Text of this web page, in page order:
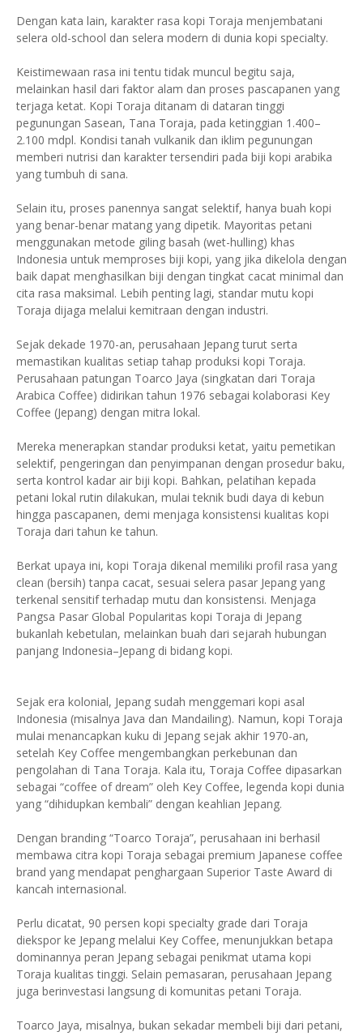
Dengan kata lain, karakter rasa kopi Toraja menjembatani
selera old-school dan selera modern di dunia kopi specialty.
Keistimewaan rasa ini tentu tidak muncul begitu saja,
melainkan hasil dari faktor alam dan proses pascapanen yang
terjaga ketat. Kopi Toraja ditanam di dataran tinggi
pegunungan Sasean, Tana Toraja, pada ketinggian 1.400–
2.100 mdpl. Kondisi tanah vulkanik dan iklim pegunungan
memberi nutrisi dan karakter tersendiri pada biji kopi arabika
yang tumbuh di sana.
Selain itu, proses panennya sangat selektif, hanya buah kopi
yang benar-benar matang yang dipetik. Mayoritas petani
menggunakan metode giling basah (wet-hulling) khas
Indonesia untuk memproses biji kopi, yang jika dikelola dengan
baik dapat menghasilkan biji dengan tingkat cacat minimal dan
cita rasa maksimal. Lebih penting lagi, standar mutu kopi
Toraja dijaga melalui kemitraan dengan industri.
Sejak dekade 1970-an, perusahaan Jepang turut serta
memastikan kualitas setiap tahap produksi kopi Toraja.
Perusahaan patungan Toarco Jaya (singkatan dari Toraja
Arabica Coffee) didirikan tahun 1976 sebagai kolaborasi Key
Coffee (Jepang) dengan mitra lokal.
Mereka menerapkan standar produksi ketat, yaitu pemetikan
selektif, pengeringan dan penyimpanan dengan prosedur baku,
serta kontrol kadar air biji kopi. Bahkan, pelatihan kepada
petani lokal rutin dilakukan, mulai teknik budi daya di kebun
hingga pascapanen, demi menjaga konsistensi kualitas kopi
Toraja dari tahun ke tahun.
Berkat upaya ini, kopi Toraja dikenal memiliki profil rasa yang
clean (bersih) tanpa cacat, sesuai selera pasar Jepang yang
terkenal sensitif terhadap mutu dan konsistensi. Menjaga
Pangsa Pasar Global Popularitas kopi Toraja di Jepang
bukanlah kebetulan, melainkan buah dari sejarah hubungan
panjang Indonesia–Jepang di bidang kopi.
Sejak era kolonial, Jepang sudah menggemari kopi asal
Indonesia (misalnya Java dan Mandailing). Namun, kopi Toraja
mulai menancapkan kuku di Jepang sejak akhir 1970-an,
setelah Key Coffee mengembangkan perkebunan dan
pengolahan di Tana Toraja. Kala itu, Toraja Coffee dipasarkan
sebagai “coffee of dream” oleh Key Coffee, legenda kopi dunia
yang “dihidupkan kembali” dengan keahlian Jepang.
Dengan branding “Toarco Toraja”, perusahaan ini berhasil
membawa citra kopi Toraja sebagai premium Japanese coffee
brand yang mendapat penghargaan Superior Taste Award di
kancah internasional.
Perlu dicatat, 90 persen kopi specialty grade dari Toraja
diekspor ke Jepang melalui Key Coffee, menunjukkan betapa
dominannya peran Jepang sebagai penikmat utama kopi
Toraja kualitas tinggi. Selain pemasaran, perusahaan Jepang
juga berinvestasi langsung di komunitas petani Toraja.
Toarco Jaya, misalnya, bukan sekadar membeli biji dari petani,